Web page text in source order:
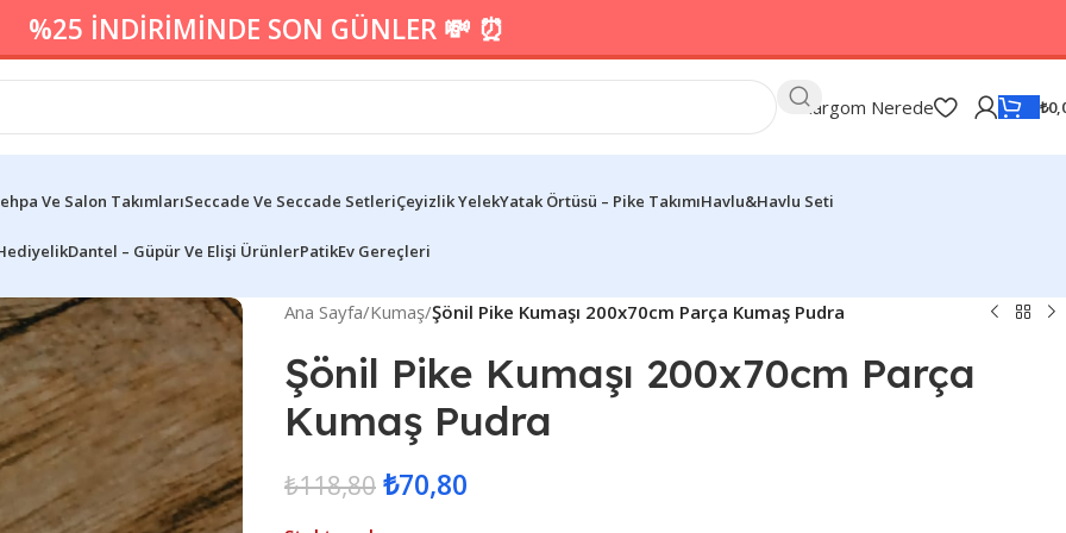
%25 İNDİRİMİNDE SON GÜNLER 💸 ⏰
Kargom Nerede ₺
Ve Salon TakımlarıSeccade Ve Seccade SetleriÇeyizlik YelekYatak Örtüsü – Pike TakımıHavlu&Havlu Seti
Dantel – Güpür Ve Elişi ÜrünlerPatikEv Gereçleri
Ana Sayfa/Kumaş/Şönil Pike Kumaşı 200x70cm Parça Kumaş Pudra
Şönil Pike Kumaşı 200x70cm Parça
Kumaş Pudra
₺118,80 ₺70,80